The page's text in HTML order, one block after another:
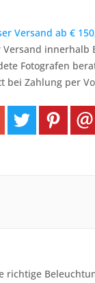
Versand ab €
innerhalb
Fotografen
bei Zahlung per